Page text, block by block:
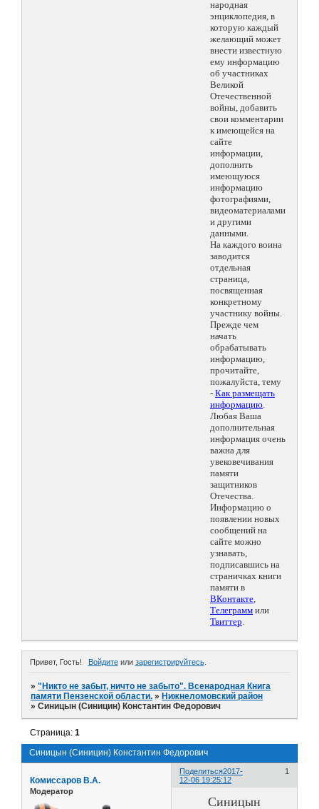
народная
энциклопедия, в
которую каждый
желающий может
внести известную
ему информацию
об участниках
Великой
Отечественной
войны, добавить
свои комментарии
к имеющейся на
сайте
информации,
дополнить
имеющуюся
информацию
фотографиями,
видеоматериалами
и другими
данными.
На каждого воина
заводится
отдельная
страница,
посвященная
конкретному
участнику войны.
Прежде чем
начать
обрабатывать
информацию,
прочитайте,
пожалуйста, тему
- Как размещать
информацию.
Любая Ваша
дополнительная
информация очень
важна для
увековечивания
памяти
защитников
Отечества.
Информацию о
появлении новых
сообщений на
сайте можно
узнавать,
подписавшись на
страничках книги
памяти в
ВКонтакте,
Телеграмм или
Твиттер.
Привет, Гость! Войдитеили зарегистрируйтесь.
»"Никто не забыт, ничто не забыто". Всенародная Книга
памяти Пензенской области. » Нижнеломовский район
»Синицын (Синицин) Константин Федорович
Синицын (Синицин) Константин Федорович
Страница:1
Поделиться 1
2017-
12-06 19:25:12
Комиссаров В.А.
Модератор
Синицын